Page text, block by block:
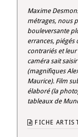
Maxime
métrages, nous
bouleversante
errances, piégés
contrariés et
caméra sait
(magnifiques
Maurice). Film
élaboré (la
tableaux de
FICHE